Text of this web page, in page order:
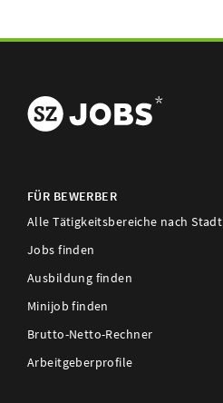
FÜR BEWERBER
Alle Tätigkeitsbereiche nach Stadt
Jobs finden
Ausbildung finden
Minijob finden
Brutto-Netto-Rechner
Arbeitgeberprofile